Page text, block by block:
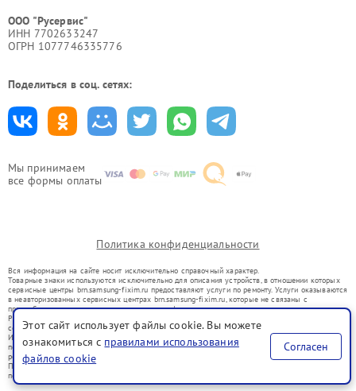
Мы принимаем
все формы оплаты
ООО "Русервис"
ИНН 7702633247
ОГРН 1077746335776
Поделиться в соц. сетях:
Политика конфиденциальности
Вся информация на сайте носит исключительно справочный характер.
Товарные знаки используются исключительно для описания устройств, в отношении которых
сервисные центры brn.samsung-fixim.ru предоставляют услуги по ремонту. Услуги оказываются
в неавторизованных сервисных центрах brn.samsung-fixim.ru, которые не связаны с
правообладателями товарных знаков или их официальными представителями.
Ремонт осуществляется для устройств, уже введенных в гражданский оборот в соответствии
со статьей 1487 ГК РФ.
Использование товарных знаков не преследует цели индивидуализации услуг или введения
потребителей в заблуждение, а служит для информирования о предоставляемых услугах по
ремонту техники указанных брендов.
Представленная на сайте информация не является публичной офертой, определяемой
положениями Статьи 437(2) Гражданского кодекса РФ
Этот сайт использует файлы cookie. Вы можете
ознакомиться с правилами использования
файлов cookie
Согласен